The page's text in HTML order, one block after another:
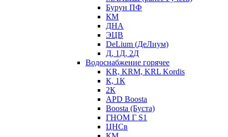
Бурун ПФ
КМ
ДНА
ЭЦВ
DeLium (ДеЛиум)
Д, 1Д, 2Д
Водоснабжение горячее
KR, KRM, KRL Kordis
К, 1К
2К
APD Boosta
Boosta (Буста)
ГНОМ Г S1
ЦНСв